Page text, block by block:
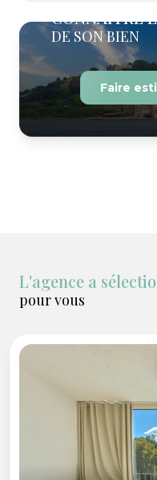
CONNAITRE
DE SON BIEN
Faire
L'agence a
pour vous